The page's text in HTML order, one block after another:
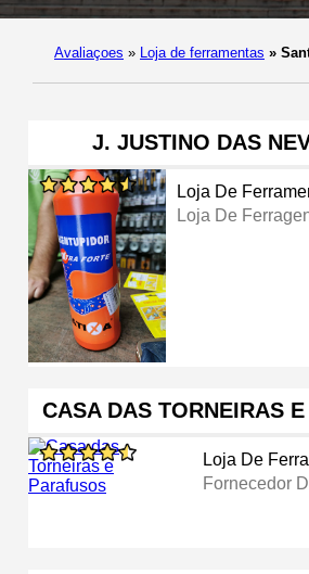
Avaliaçoes » Loja de ferramentas »
J. JUSTINO DAS
Loja De
Loja De
CASA DAS TORNEIRAS
Loja De
Fornecedor